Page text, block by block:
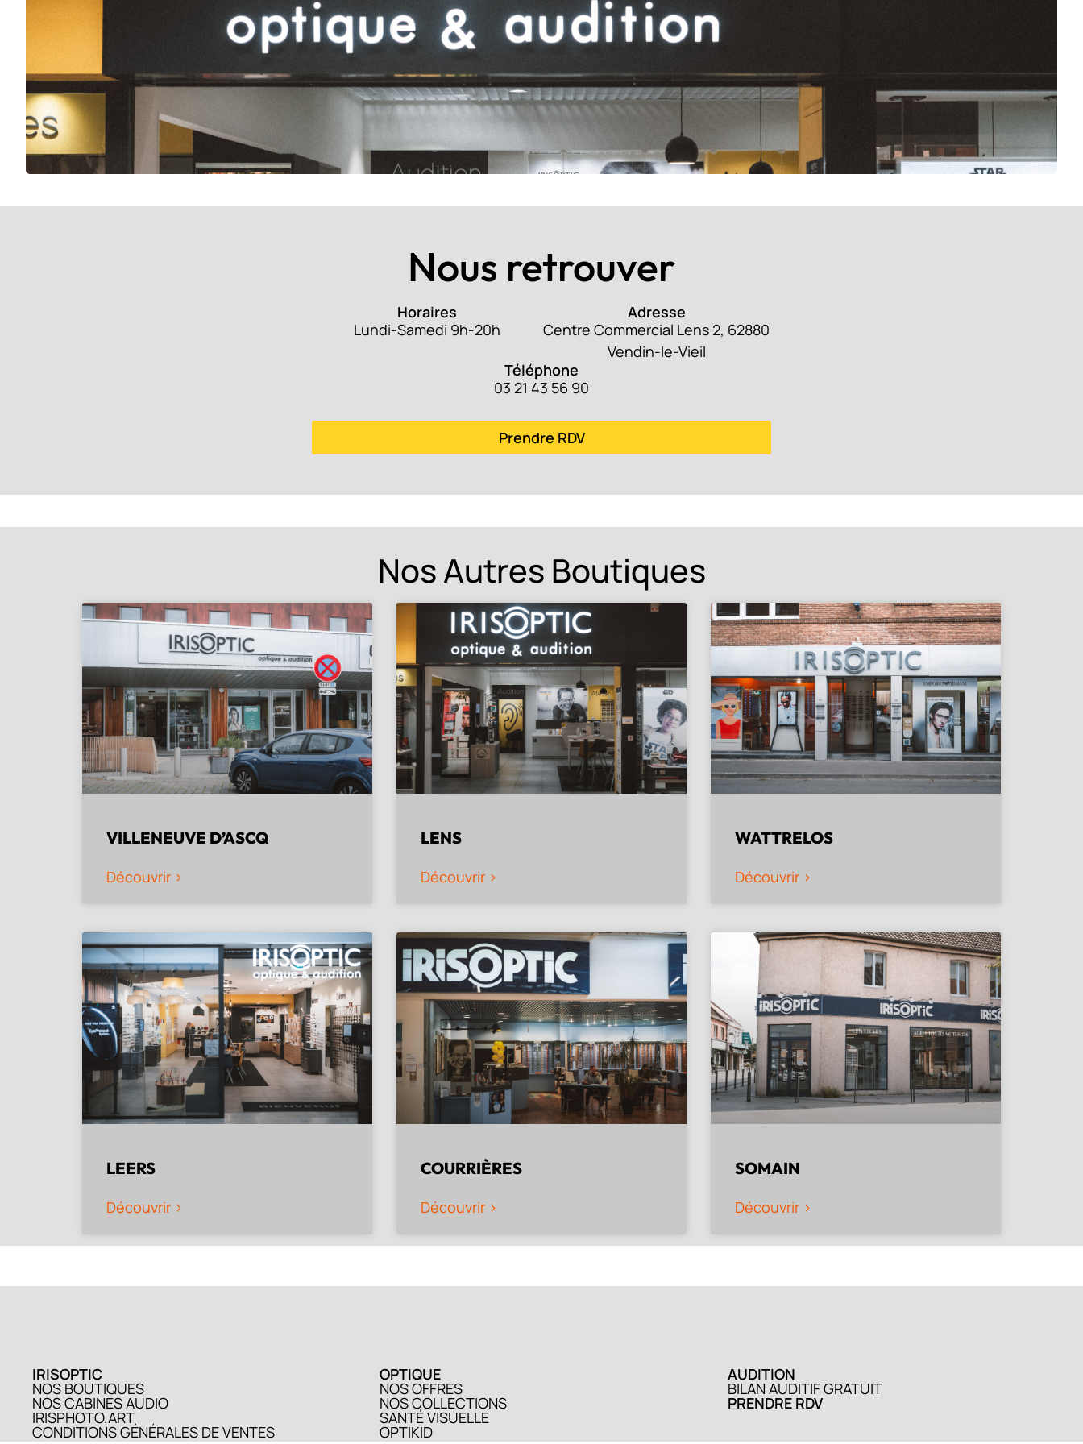
Nous retrouver
Horaires
Adresse
Lundi-Samedi 9h-20h
Centre Commercial Lens 2, 62880
Vendin-le-Vieil
Téléphone
03 21 43 56 90
Prendre RDV
Nos Autres Boutiques
VILLENEUVE D’ASCQ
Découvrir >
LENS
Découvrir >
WATTRELOS
Découvrir >
LEERS
Découvrir >
COURRIÈRES
Découvrir >
SOMAIN
Découvrir >
IRISOPTIC
NOS BOUTIQUES
NOS CABINES AUDIO
IRISPHOTO.ART
CONDITIONS GÉNÉRALES DE VENTES
OPTIQUE
NOS OFFRES
NOS COLLECTIONS
SANTÉ VISUELLE
OPTIKID
AUDITION
BILAN AUDITIF GRATUIT
PRENDRE RDV